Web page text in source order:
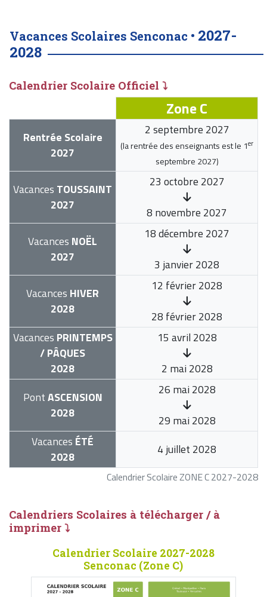
Vacances Scolaires Senconac • 2027-
2028
Calendrier Scolaire Officiel ⤵
Calendrier Scolaire ZONE C 2027-2028
Zone C
Rentrée Scolaire
2027
2 septembre 2027
(la rentrée des enseignants est le 1er
septembre 2027)
Vacances TOUSSAINT
2027
23 octobre 2027
8 novembre 2027
Vacances NOËL
2027
18 décembre 2027
3 janvier 2028
Vacances HIVER
2028
12 février 2028
28 février 2028
Vacances PRINTEMPS
/ PÂQUES
2028
15 avril 2028
2 mai 2028
PontASCENSION
2028
26 mai 2028
29 mai 2028
Vacances ÉTÉ
2028
4 juillet 2028
Calendriers Scolaires à télécharger / à
imprimer ⤵
Calendrier Scolaire 2027-2028
Senconac (Zone C)